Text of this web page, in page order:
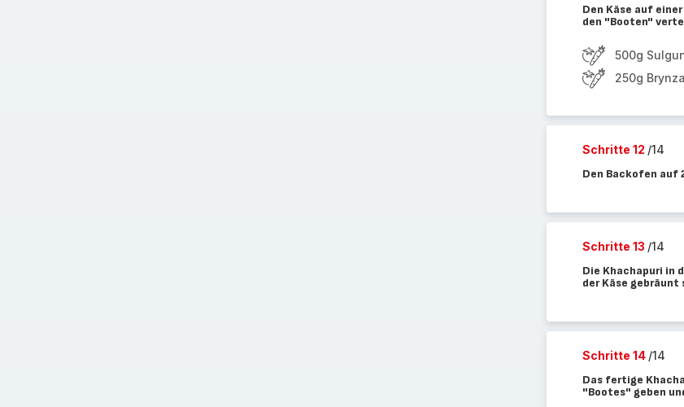
Den Käse auf
den "Booten"
500g
250g
Schritte 12 /14
Den Backofen auf
Schritte 13 /14
Die Khachapuri in
der Käse gebräunt
Schritte 14 /14
Das fertige
"Bootes" geben